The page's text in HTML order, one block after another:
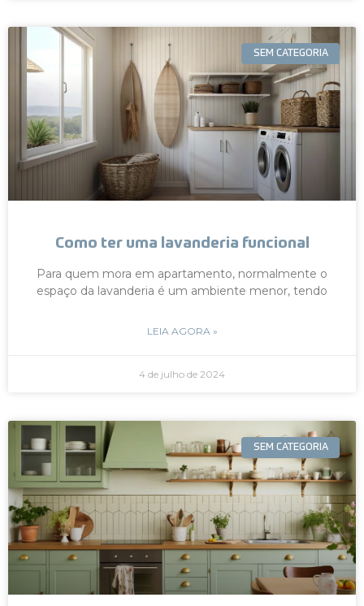
SEM CATEGORIA
Como ter uma lavanderia funcional
Para quem mora em apartamento, normalmente o
espaço da lavanderia é um ambiente menor, tendo
LEIA AGORA »
4 de julho de 2024
SEM CATEGORIA